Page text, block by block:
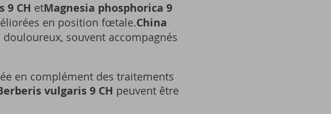
9 CH etMagnesia phosphorica 9
en position fœtale.China
souvent accompagnés
en complément des traitements
vulgaris 9 CH peuvent être